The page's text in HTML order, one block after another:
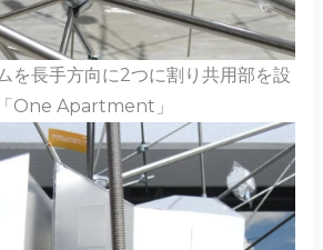
を長手方向に2つに割り共用部を設
One Apartment」